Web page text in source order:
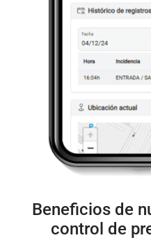
Beneficios de
control de